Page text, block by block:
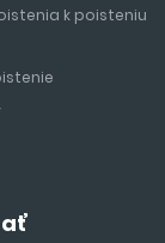
k poisteniu